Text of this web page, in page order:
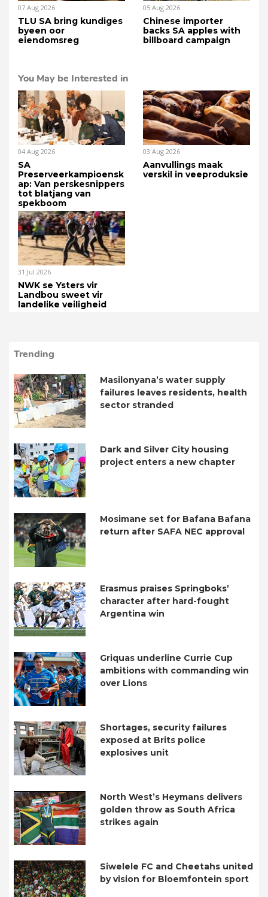
07 Aug 2026
TLU SA bring kundiges
byeen oor
eiendomsreg
05 Aug 2026
Chinese importer
backs SA apples with
billboard campaign
You May be Interested in
04 Aug 2026
SA
Preserveerkampioensk
ap: Van perskesnippers
tot blatjang van
spekboom
03 Aug 2026
Aanvullings maak
verskil in veeproduksie
31 Jul 2026
NWK se Ysters vir
Landbou sweet vir
landelike veiligheid
Trending
Masilonyana’s water supply
failures leaves residents, health
sector stranded
Dark and Silver City housing
project enters a new chapter
Mosimane set for Bafana Bafana
return after SAFA NEC approval
Erasmus praises Springboks’
character after hard-fought
Argentina win
Griquas underline Currie Cup
ambitions with commanding win
over Lions
Shortages, security failures
exposed at Brits police
explosives unit
North West’s Heymans delivers
golden throw as South Africa
strikes again
Siwelele FC and Cheetahs united
by vision for Bloemfontein sport